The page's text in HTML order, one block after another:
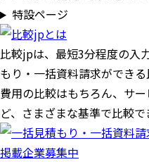
特設ページ
比較jpは、 最短3分程度の入
もり・一括資料請求ができる
費用の比較はもちろん、サ
ど、さまざまな基準で比較で
掲載企業募集中